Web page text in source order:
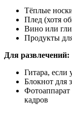
Тёплые
Плед (хотя
Вино или
Продукты
Для развлечений:
Гитара, если
Блокнот для
кадров